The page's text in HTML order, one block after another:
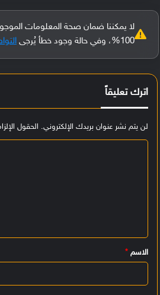
لا يمكننا ضمان صحة المعلومات
100%، وفي حالة وجود خطأ يُرجى
اترك تعليقاً
لن يتم نشر عنوان بريدك الإلكتروني. الحقول
ي
ق
الاسم *